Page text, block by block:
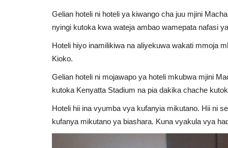
Gelian hoteli ni hoteli ya kiwango cha juu mjini
nyingi kutoka kwa wateja ambao wamepata nafasi
Hoteli hiyo inamilikiwa na aliyekuwa wakati mmoja
Kioko.
Gelian hoteli ni mojawapo ya hoteli mkubwa mjini
kutoka Kenyatta Stadium na pia dakika chache
Hoteli hii ina vyumba vya kufanyia mikutano. Hii ni
kufanya mikutano ya biashara. Kuna vyakula vya